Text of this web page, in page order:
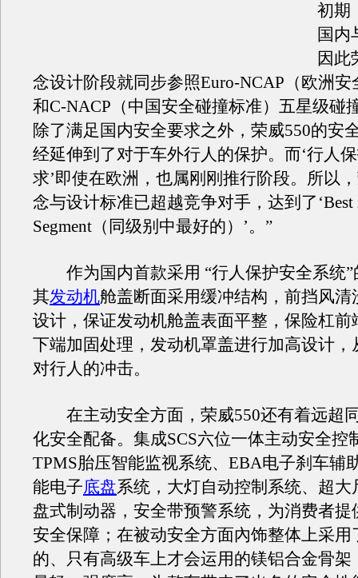
初期
国内
因此
念设计阶段就同步参照Euro-NCAP（欧洲
和C-NACP（中国安全碰撞标准）五星级碰
除了满足国内安全要求之外，荣威550的安
经延伸到了对于车外行人的保护。而‘行人
求’即使在欧洲，也属刚刚推行阶段。所以
念与设计标准已超越竞争对手，达到了‘Best
Segment（同级别中最好的）’。”
作为国内首款采用 “行人保护安全系统”
其发动机舱盖断面采用缓冲结构，前挡风清
设计，保证发动机舱盖表面平整，保险杠前
下端加固处理，发动机罩盖进行加高设计，
对行人的冲击。
在主动安全方面，荣威550还有着远超
化安全配备。集成SCS六位一体主动安全控
TPMS胎压智能监视系统、EBA电子刹车辅
能电子底盘系统，大灯自动控制系统、超大
盘式制动器，安全带预警系统，为消费者提
安全保障；在被动安全方面內饰整体上采用
的、只有高级车上才会运用的镁铝合金骨架